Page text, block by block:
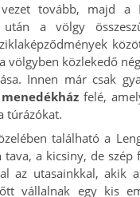
tovább, majd a
után a völgy
völgyben közlekedő
Innen már csak
felé,
túrázókat.
található a
tava, a kicsiny, de szép
az utasainkkal, akik
vállalnak egy kis